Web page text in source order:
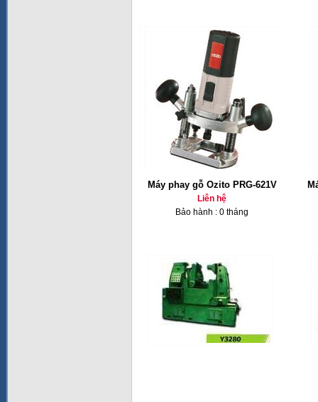
Máy phay gỗ Ozito PRG-621V
Liên hệ
Bảo hành : 0 tháng